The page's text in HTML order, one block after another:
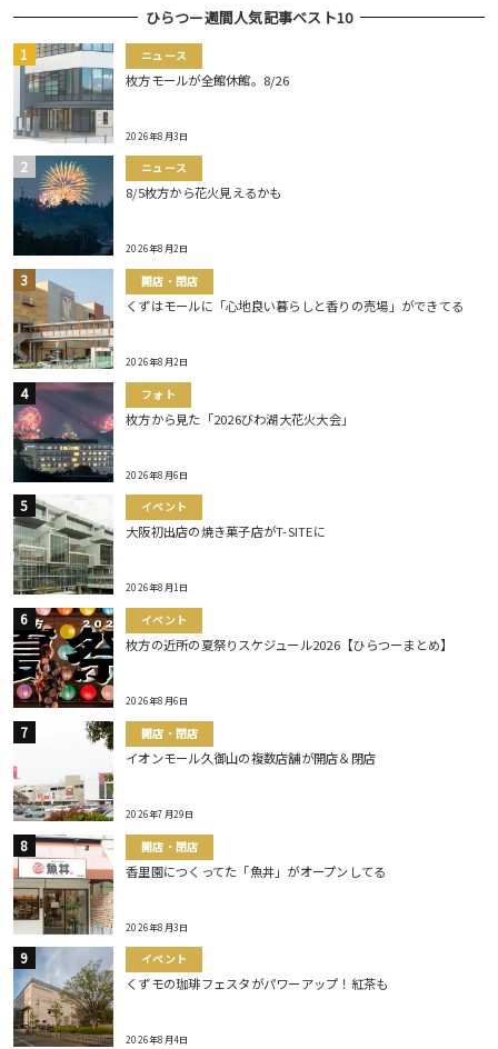
ひらつー週間人気記事ベスト10
ニュース
枚方モールが全館休館。8/26
2026年8月3日
ニュース
8/5枚方から花火見えるかも
2026年8月2日
開店・閉店
くずはモールに「心地良い暮らしと香りの売場」ができてる
2026年8月2日
フォト
枚方から見た「2026びわ湖大花火大会」
2026年8月6日
イベント
大阪初出店の焼き菓子店がT-SITEに
2026年8月1日
イベント
枚方の近所の夏祭りスケジュール2026【ひらつーまとめ】
2026年8月6日
開店・閉店
イオンモール久御山の複数店舗が開店＆閉店
2026年7月29日
開店・閉店
香里園につくってた「魚丼」がオープンしてる
2026年8月3日
イベント
くずモの珈琲フェスタがパワーアップ！紅茶も
2026年8月4日